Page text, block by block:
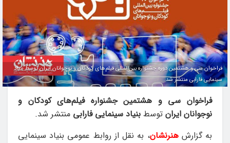
فراخوان سی و هشتمین دوره جشنواره بین‌المللی فیلم‌های کودکان و نوجوانان ایران توسط بنیاد
سینمایی فارابی منتشر شد.
فراخوان سی و هشتمین جشنواره فیلم‌های کودکان و
نوجوانان ایران توسط بنیاد سینمایی فارابی منتشر شد.
به گزارشهنرنشان، به نقل از روابط عمومی بنیاد سینمایی